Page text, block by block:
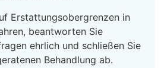
Erstattungsobergrenzen in
beantworten Sie
ehrlich und schließen Sie
Behandlung ab.